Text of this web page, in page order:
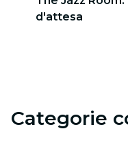
d'attesa
Categorie